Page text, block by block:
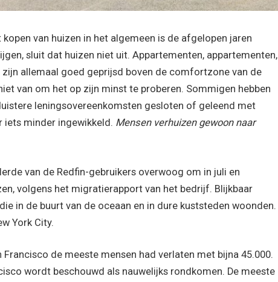
van huizen in het algemeen is de afgelopen jaren
sluit dat huizen niet uit. Appartementen, appartementen,
allemaal goed geprijsd boven de comfortzone van de
van om het op zijn minst te proberen. Sommigen hebben
leningsovereenkomsten gesloten of geleend met
iets minder ingewikkeld. Mensen verhuizen gewoon naar
van de Redfin-gebruikers overwoog om in juli en
volgens het migratierapport van het bedrijf. Blijkbaar
in de buurt van de oceaan en in dure kuststeden woonden.
York City.
de meeste mensen had verlaten met bijna 45.000.
wordt beschouwd als nauwelijks rondkomen. De meeste